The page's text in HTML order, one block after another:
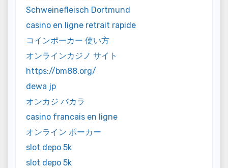
Schweinefleisch Dortmund
casino en ligne retrait rapide
コインポーカー 使い方
オンラインカジノ サイト
https://bm88.org/
dewa jp
オンカジ バカラ
casino francais en ligne
オンライン ポーカー
slot depo 5k
slot depo 5k